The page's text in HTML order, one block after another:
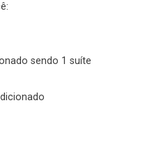
sendo 1 suíte